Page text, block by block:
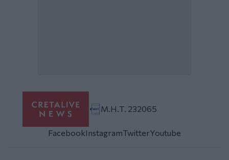
Μ.Η.Τ. 232065
FacebookInstagramTwitterYoutube